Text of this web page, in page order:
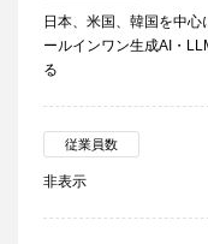
日本、米国、韓国を中
ールインワン生成AI・
る
従業員数
非表示